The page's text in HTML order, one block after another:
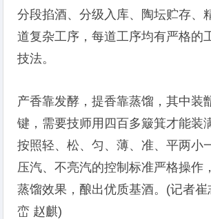
分段掐酒、分级入库、陶坛贮存、
道复杂工序，每道工序均有严格的
技法。
产香靠发酵，提香靠蒸馏，其中装
键，需要技师用四百多簸箕才能装
按照轻、松、匀、薄、准、平两小
压汽、不亮汽的控制标准严格操作
蒸馏效果，酿出优质基酒。(记者
峦 赵麒)